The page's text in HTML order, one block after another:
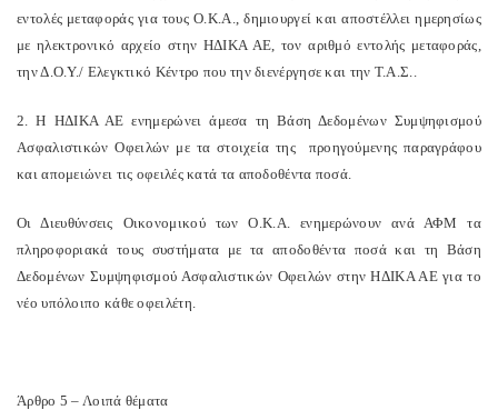
εντολές μεταφοράς για τους Ο.Κ.Α., δημιουργεί και αποστέλλει ημερησίως
με ηλεκτρονικό αρχείο στην ΗΔΙΚΑ ΑΕ, τον αριθμό εντολής μεταφοράς,
την Δ.Ο.Υ./ Ελεγκτικό Κέντρο που την διενέργησε και την Τ.Α.Σ..
2. Η ΗΔΙΚΑ ΑΕ ενημερώνει άμεσα τη Βάση Δεδομένων Συμψηφισμού
Ασφαλιστικών Οφειλών με τα στοιχεία της προηγούμενης παραγράφου
και απομειώνει τις οφειλές κατά τα αποδοθέντα ποσά.
Οι Διευθύνσεις Οικονομικού των Ο.Κ.Α. ενημερώνουν ανά ΑΦΜ τα
πληροφοριακά τους συστήματα με τα αποδοθέντα ποσά και τη Βάση
Δεδομένων Συμψηφισμού Ασφαλιστικών Οφειλών στην ΗΔΙΚΑ ΑΕ για το
νέο υπόλοιπο κάθε οφειλέτη.
Άρθρο 5 – Λοιπά θέματα